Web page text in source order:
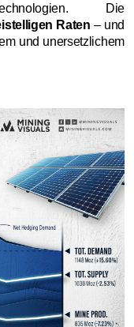
Die
Raten – und
und unersetzlichem